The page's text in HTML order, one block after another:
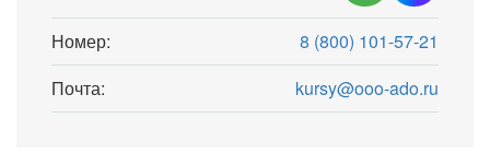
Номер:
8 (800) 101-57-21
Почта:
kursy@ooo-ado.ru